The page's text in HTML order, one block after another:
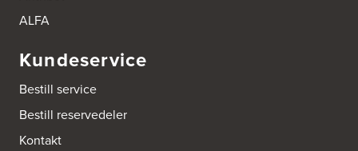
Bokhylle-Spesialisten AS
Industrigata 17
3414 Lierstranda
Tel.: 90878233
Boligleverandøren Karmøy AS
ALFA
Kundeservice
Bestill service
Bestill reservedeler
Kontakt